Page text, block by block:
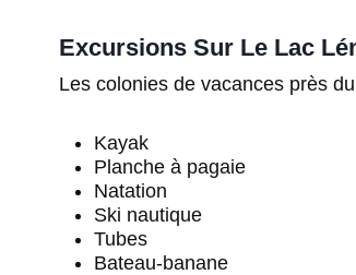
Excursions Sur Le Lac
Les colonies de vacances près
Kayak
Planche à pagaie
Natation
Ski nautique
Tubes
Bateau-banane